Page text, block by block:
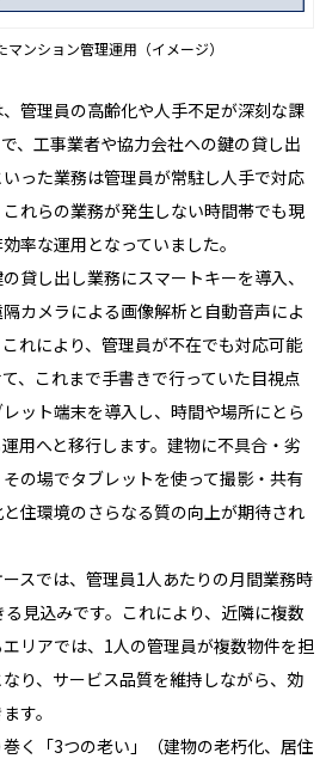
マンション管理運用（イメージ）
管理員の高齢化や人手不足が深刻な課
、工事業者や協力会社への鍵の貸し出
った業務は管理員が常駐し人手で対応
れらの業務が発生しない時間帯でも現
率な運用となっていました。
貸し出し業務にスマートキーを導入、
カメラによる画像解析と自動音声によ
れにより、管理員が不在でも対応可能
、これまで手書きで行っていた目視点
ット端末を導入し、時間や場所にとら
用へと移行します。建物に不具合・劣
の場でタブレットを使って撮影・共有
住環境のさらなる質の向上が期待され
スでは、管理員1人あたりの月間業務時
見込みです。これにより、近隣に複数
リアでは、1人の管理員が複数物件を担
り、サービス品質を維持しながら、効
す。
く「3つの老い」（建物の老朽化、居住